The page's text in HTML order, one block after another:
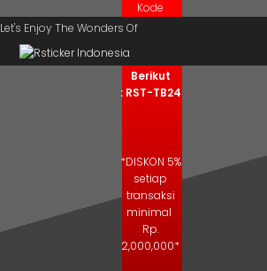
Let's Enjoy The Wonders Of
Kode
Kupon
Salin Kode
Berikut
: RST-TB24
*DISKON 5%
setiap
transaksi
minimal
Rp.
2,000,000*